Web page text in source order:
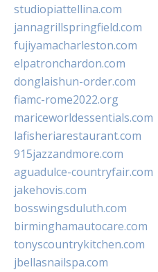
studiopiattellina.com
jannagrillspringfield.com
fujiyamacharleston.com
elpatronchardon.com
donglaishun-order.com
fiamc-rome2022.org
mariceworldessentials.com
lafisheriarestaurant.com
915jazzandmore.com
aguadulce-countryfair.com
jakehovis.com
bosswingsduluth.com
birminghamautocare.com
tonyscountrykitchen.com
jbellasnailspa.com